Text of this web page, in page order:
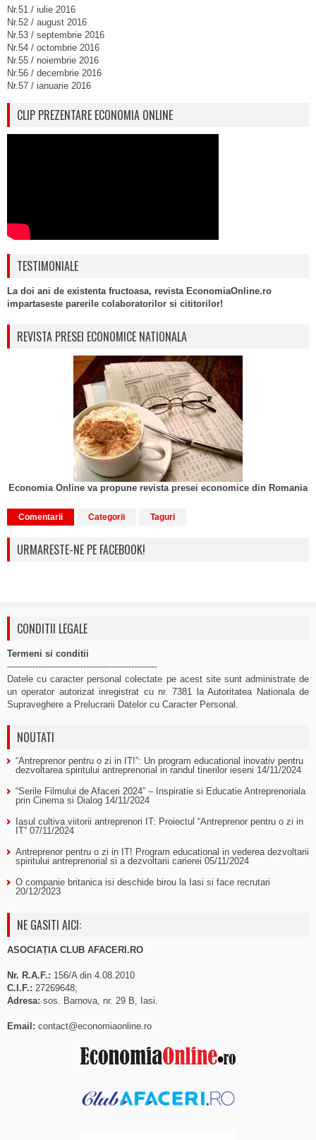
Nr.51 / iulie 2016
Nr.52 / august 2016
Nr.53 / septembrie 2016
Nr.54 / octombrie 2016
Nr.55 / noiembrie 2016
Nr.56 / decembrie 2016
Nr.57 / ianuarie 2016
CLIP PREZENTARE ECONOMIA ONLINE
TESTIMONIALE
La doi ani de existenta fructoasa, revista EconomiaOnline.ro
impartaseste parerile colaboratorilor si cititorilor!
REVISTA PRESEI ECONOMICE NATIONALA
Economia Online va propune revista presei economice din Romania
Comentarii Categorii Taguri
URMARESTE-NE PE FACEBOOK!
CONDITII LEGALE
Termeni si conditii
-----------------------------------------------------
Datele cu caracter personal colectate pe acest site sunt administrate de
un operator autorizat inregistrat cu nr. 7381 la Autoritatea Nationala de
Supraveghere a Prelucrarii Datelor cu Caracter Personal.
NOUTATI
“Antreprenor pentru o zi in IT!”: Un program educational inovativ pentru
dezvoltarea spiritului antreprenorial in randul tinerilor ieseni 14/11/2024
“Serile Filmului de Afaceri 2024” – Inspiratie si Educatie Antreprenoriala
prin Cinema si Dialog 14/11/2024
Iasul cultiva viitorii antreprenori IT: Proiectul “Antreprenor pentru o zi in
IT” 07/11/2024
Antreprenor pentru o zi in IT! Program educational in vederea dezvoltarii
spiritului antreprenorial si a dezvoltarii carierei 05/11/2024
O companie britanica isi deschide birou la Iasi si face recrutari
20/12/2023
NE GASITI AICI:
ASOCIAȚIA CLUB AFACERI.RO
Nr. R.A.F.: 156/A din 4.08.2010
C.I.F.: 27269648;
Adresa: sos. Barnova, nr. 29 B, Iasi.
Email: contact@economiaonline.ro